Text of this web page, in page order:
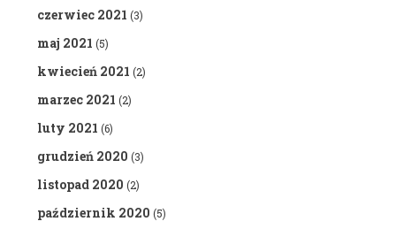
czerwiec 2021 (3)
maj 2021 (5)
kwiecień 2021 (2)
marzec 2021 (2)
luty 2021 (6)
grudzień 2020 (3)
listopad 2020 (2)
październik 2020 (5)